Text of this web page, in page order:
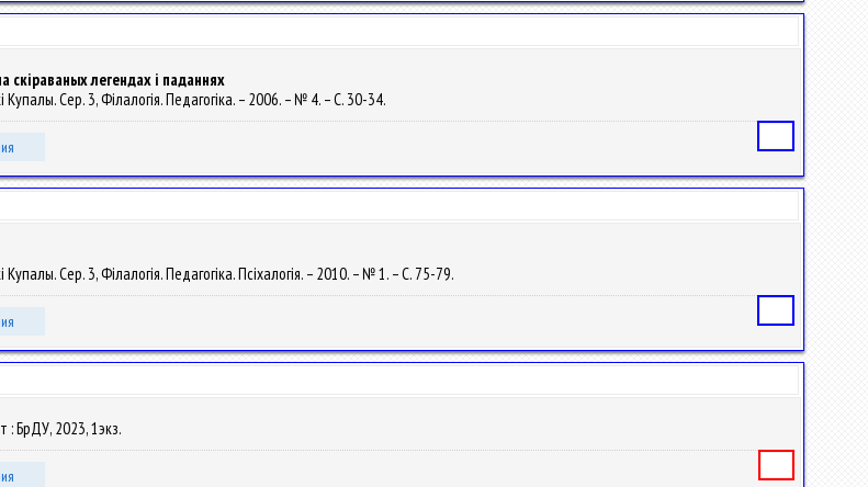
скіраваных легендах і паданнях
Сер. 3, Філалогія. Педагогіка. – 2006. – № 4. – С. 30-34.
Сер. 3, Філалогія. Педагогіка. Псіхалогія. – 2010. – № 1. – С. 75-79.
: БрДУ, 2023, 1экз.